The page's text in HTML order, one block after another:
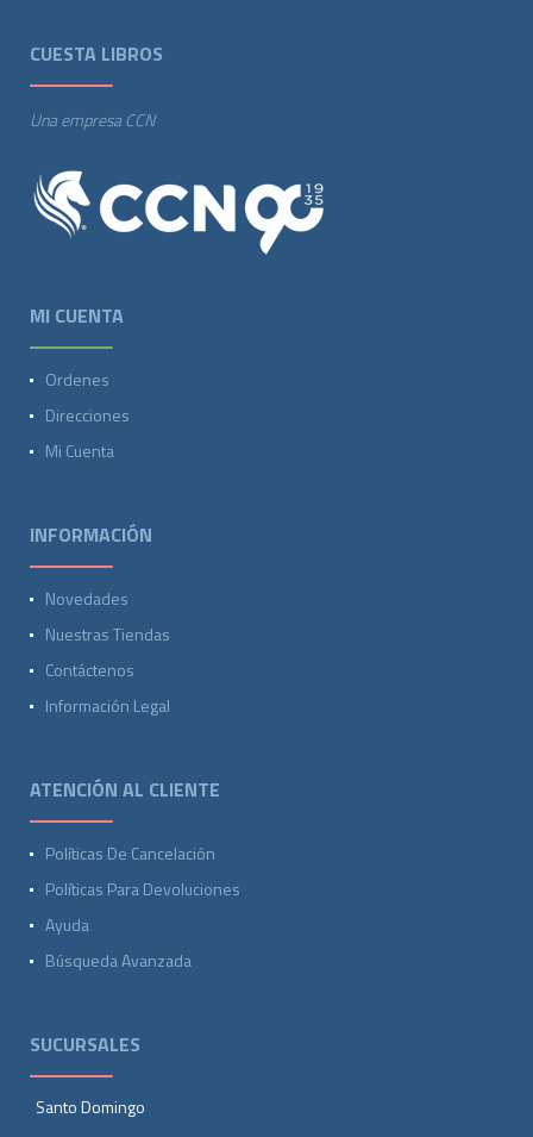
CUESTA LIBROS
Una empresa CCN
MI CUENTA
Ordenes
Direcciones
Mi Cuenta
INFORMACIÓN
Novedades
Nuestras Tiendas
Contáctenos
Información Legal
ATENCIÓN AL CLIENTE
Políticas De Cancelación
Políticas Para Devoluciones
Ayuda
Búsqueda Avanzada
SUCURSALES
Santo Domingo